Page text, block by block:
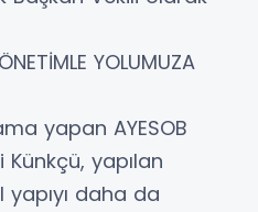
YOLUMUZA
yapan AYESOB
yapılan
daha da